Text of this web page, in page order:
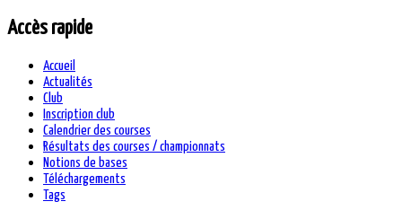
Accès rapide
Accueil
Actualités
Club
Inscription club
Calendrier des courses
Résultats des courses / championnats
Notions de bases
Téléchargements
Tags